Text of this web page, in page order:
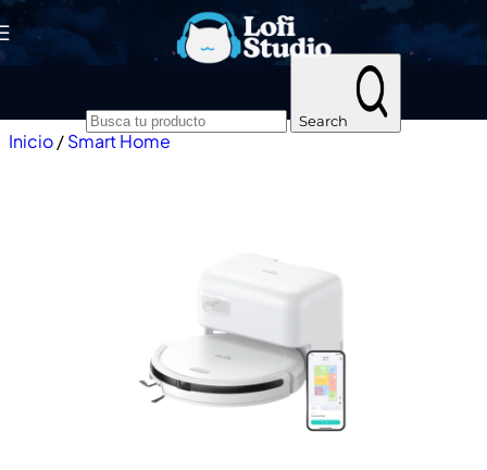
Skip to navigation Skip to main content
Search
Inicio/Smart Home